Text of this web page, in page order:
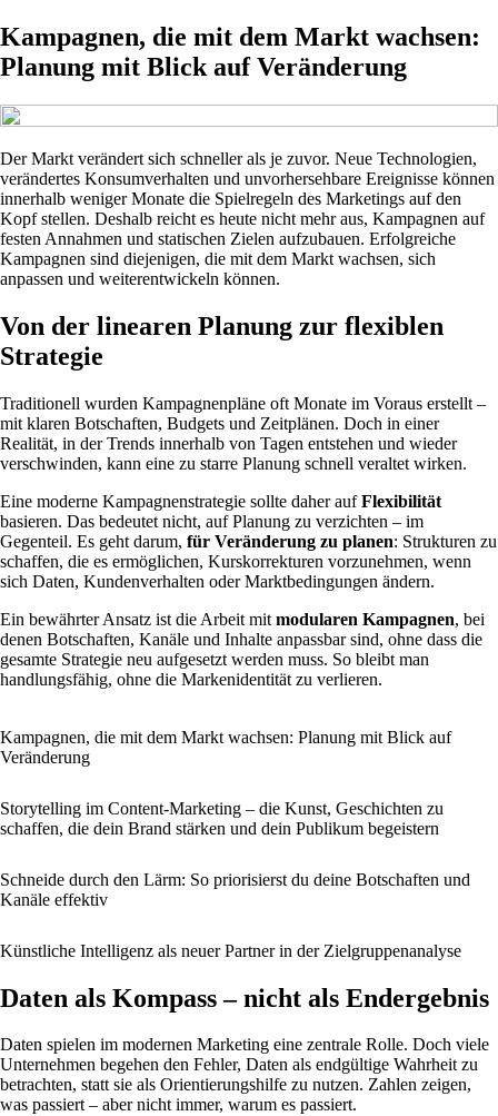
Kampagnen, die mit dem Markt wachsen:
Planung mit Blick auf Veränderung
Der Markt verändert sich schneller als je zuvor. Neue Technologien,
verändertes Konsumverhalten und unvorhersehbare Ereignisse können
innerhalb weniger Monate die Spielregeln des Marketings auf den
Kopf stellen. Deshalb reicht es heute nicht mehr aus, Kampagnen auf
festen Annahmen und statischen Zielen aufzubauen. Erfolgreiche
Kampagnen sind diejenigen, die mit dem Markt wachsen, sich
anpassen und weiterentwickeln können.
Von der linearen Planung zur flexiblen
Strategie
Traditionell wurden Kampagnenpläne oft Monate im Voraus erstellt –
mit klaren Botschaften, Budgets und Zeitplänen. Doch in einer
Realität, in der Trends innerhalb von Tagen entstehen und wieder
verschwinden, kann eine zu starre Planung schnell veraltet wirken.
Eine moderne Kampagnenstrategie sollte daher aufFlexibilität
basieren. Das bedeutet nicht, auf Planung zu verzichten – im
Gegenteil. Es geht darum, für Veränderung zu planen: Strukturen zu
schaffen, die es ermöglichen, Kurskorrekturen vorzunehmen, wenn
sich Daten, Kundenverhalten oder Marktbedingungen ändern.
Ein bewährter Ansatz ist die Arbeit mit modularen Kampagnen, bei
denen Botschaften, Kanäle und Inhalte anpassbar sind, ohne dass die
gesamte Strategie neu aufgesetzt werden muss. So bleibt man
handlungsfähig, ohne die Markenidentität zu verlieren.
Kampagnen, die mit dem Markt wachsen: Planung mit Blick auf
Veränderung
Storytelling im Content-Marketing – die Kunst, Geschichten zu
schaffen, die dein Brand stärken und dein Publikum begeistern
Schneide durch den Lärm: So priorisierst du deine Botschaften und
Kanäle effektiv
Künstliche Intelligenz als neuer Partner in der Zielgruppenanalyse
Daten als Kompass – nicht als Endergebnis
Daten spielen im modernen Marketing eine zentrale Rolle. Doch viele
Unternehmen begehen den Fehler, Daten als endgültige Wahrheit zu
betrachten, statt sie als Orientierungshilfe zu nutzen. Zahlen zeigen,
was passiert – aber nicht immer, warum es passiert.